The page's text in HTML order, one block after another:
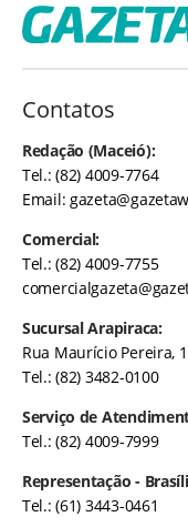
Contatos
Redação (Maceió):
Tel.: (82) 4009-7764
Email:
Comercial:
Tel.: (82) 4009-7755
Sucursal Arapiraca:
Rua Maurício Pereira,
Tel.: (82) 3482-0100
Serviço de
Tel.: (82) 4009-7999
Representação -
Tel.: (61) 3443-0461